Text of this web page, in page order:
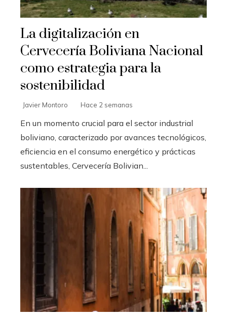
La digitalización en
Cervecería Boliviana Nacional
como estrategia para la
sostenibilidad
Javier Montoro Hace 2 semanas
En un momento crucial para el sector industrial
boliviano, caracterizado por avances tecnológicos,
eficiencia en el consumo energético y prácticas
sustentables, Cervecería Bolivian...